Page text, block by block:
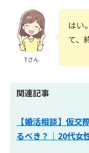
Tさん
はい
て、
関連記事
【婚活相談】仮
るべき？｜20代女